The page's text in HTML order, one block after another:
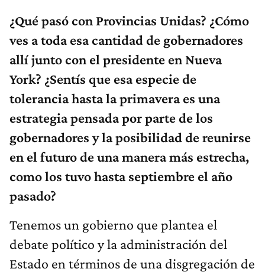
¿Qué pasó con Provincias Unidas? ¿Cómo
ves a toda esa cantidad de gobernadores
allí junto con el presidente en Nueva
York? ¿Sentís que esa especie de
tolerancia hasta la primavera es una
estrategia pensada por parte de los
gobernadores y la posibilidad de reunirse
en el futuro de una manera más estrecha,
como los tuvo hasta septiembre el año
pasado?
Tenemos un gobierno que plantea el
debate político y la administración del
Estado en términos de una disgregación de